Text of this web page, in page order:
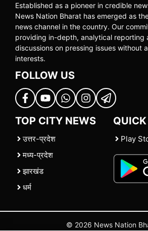
Established as a pioneer in credible
News Nation Bharat has emerged as
news channel in the country. Our
providing in-depth, analytical reporting
discussions on pressing issues without
interests.
FOLLOW US
TOP CITY NEWS
उत्तर-प्रदेश
मध्य-प्रदेश
झारखंड
धर्म
Play
© 2026 News Nation